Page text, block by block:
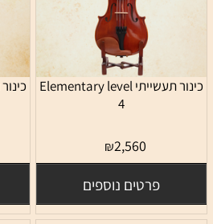
כינור תעשייתי Elementary level
4
₪2,560
פרטים נוספים